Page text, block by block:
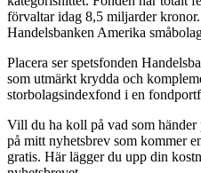
förvaltar idag 8,5 miljarder
Handelsbanken Amerika
Placera ser spetsfonden
som utmärkt krydda och
storbolagsindexfond i en
Vill du ha koll på vad som händer
på mitt nyhetsbrev som kommer
gratis. Här lägger du upp din